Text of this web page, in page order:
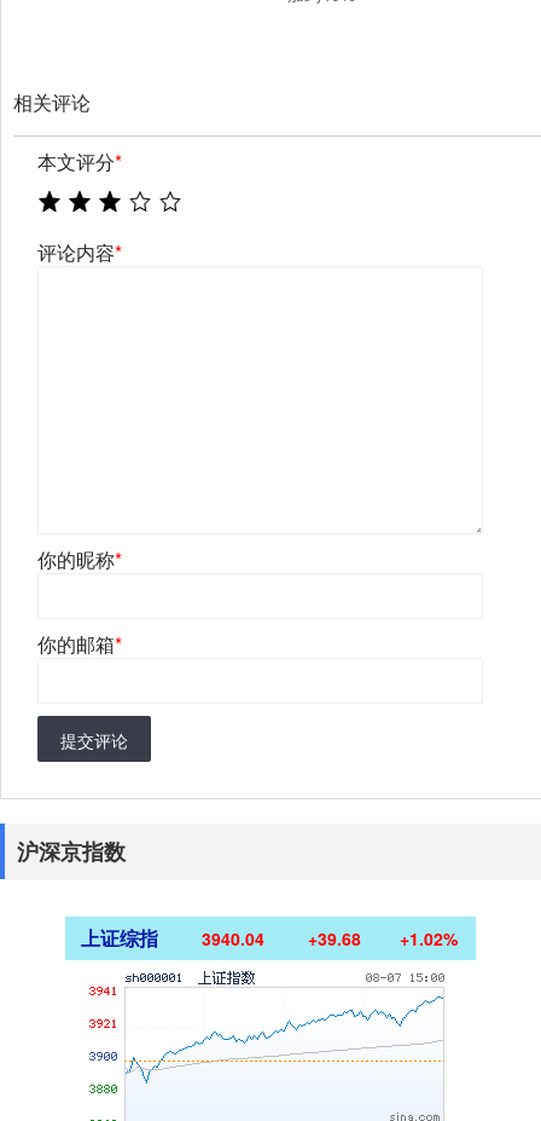
相关评论
本文评分*
评论内容*
你的昵称*
你的邮箱*
提交评论
沪深京指数
上证综指 3940.04 +39.68 +1.02%